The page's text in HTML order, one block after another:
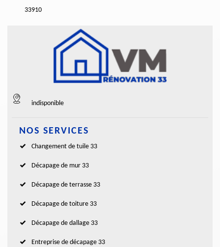
33910
indisponible
NOS SERVICES
Changement de tuile 33
Décapage de mur 33
Décapage de terrasse 33
Décapage de toiture 33
Décapage de dallage 33
Entreprise de décapage 33